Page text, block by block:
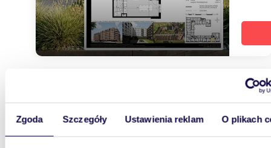
Zgoda Szczegóły Ustawienia reklam O plikach
48,03
430